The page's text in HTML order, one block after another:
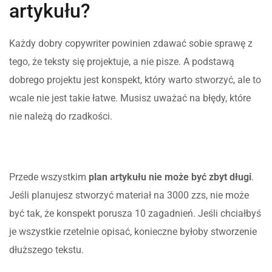
artykułu?
Każdy dobry copywriter powinien zdawać sobie sprawę z
tego, że teksty się projektuje, a nie pisze. A podstawą
dobrego projektu jest konspekt, który warto stworzyć, ale to
wcale nie jest takie łatwe. Musisz uważać na błędy, które
nie należą do rzadkości.
Przede wszystkim plan artykułu nie może być zbyt długi.
Jeśli planujesz stworzyć materiał na 3000 zzs, nie może
być tak, że konspekt porusza 10 zagadnień. Jeśli chciałbyś
je wszystkie rzetelnie opisać, konieczne byłoby stworzenie
dłuższego tekstu.